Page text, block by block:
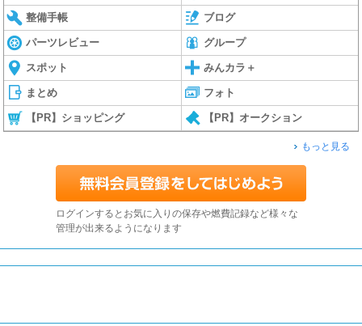
整備手帳 ブログ
パーツレビュー グループ
スポット みんカラ＋
まとめ フォト
【PR】ショッピング 【PR】オークション
もっと見る
ログインするとお気に入りの保存や燃費記録など様々な
管理が出来るようになります